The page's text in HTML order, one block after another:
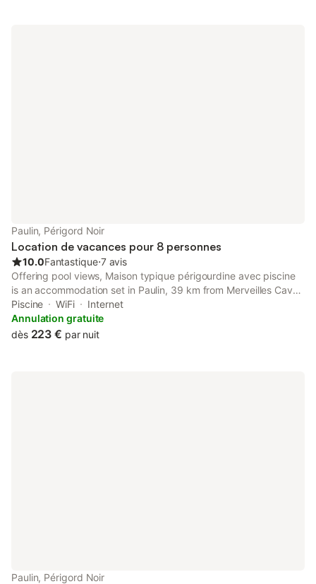
Paulin, Périgord Noir
Location de vacances pour 8 personnes
10.0Fantastique⋅7 avis
Offering pool views, Maison typique périgourdine avec piscine
is an accommodation set in Paulin, 39 km from Merveilles Cave
and 40 km from Monkey Forest.
Piscine WiFi
Internet
Annulation gratuite
dès 223 € par nuit
Paulin, Périgord Noir